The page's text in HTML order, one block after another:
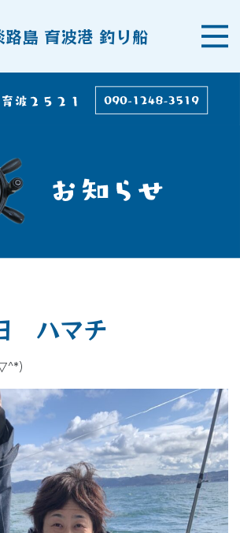
路島 育波港 釣り船
ハマチ